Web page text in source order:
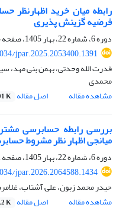
رابطه میان خرید اظهارنظر
فرضیه گزینش پذیری
دوره 6، شماره 22، بهار 1405، صفحه
jpar.2025.2053400.1391
قدرت الله وحدتی، بهمن بنی
محمدی
مشاهده مقاله
اصل مقاله K
بررسی رابطه حسابرسی
میانجی اظهار نظر مشروط
دوره 6، شماره 22، بهار 1405، صفحه
jpar.2026.2064588.1434
حیدر محمد زبون، علی آشتاب،
مشاهده مقاله
اصل مقاله K